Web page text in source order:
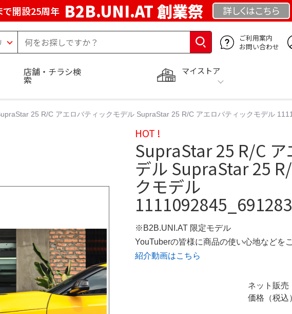
で開設25周年 B2B.UNI.AT 創業祭 詳しくはこちら
ご利用案内
お問い合わせ
マイストア
店舗・チラシ検
索
25 R/C アエロバティックモデル SupraStar 25 R/C アエロバティックモデル
HOT !
SupraStar 25 R/C
デル SupraStar 25
クモデル
※B2B.UNI.AT 限定モデル
YouTuberの皆様に商品の使い心地などを
紹介動画はこちら
ネット販売
価格（税込